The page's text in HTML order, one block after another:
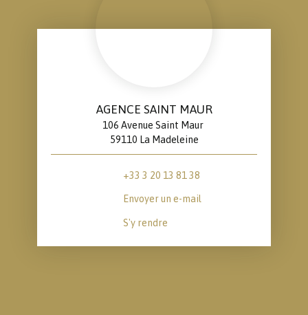
AGENCE SAINT MAUR
106 Avenue Saint Maur
59110 La Madeleine
+33 3 20 13 81 38
Envoyer un e-mail
S'y rendre